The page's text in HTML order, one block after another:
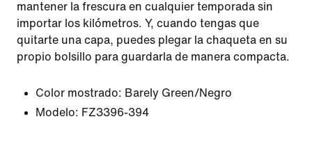
mantener la frescura en cualquier temporada sin
importar los kilómetros. Y, cuando tengas que
quitarte una capa, puedes plegar la chaqueta en su
propio bolsillo para guardarla de manera compacta.
Color mostrado: Barely Green/Negro
Modelo: FZ3396-394